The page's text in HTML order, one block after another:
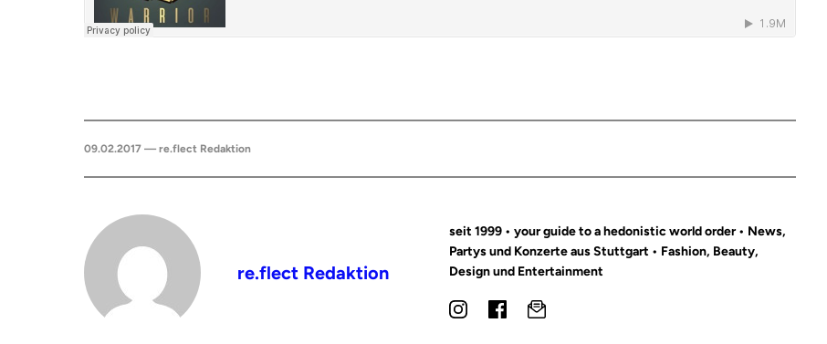
09.02.2017 — re.flect Redaktion
re.flect Redaktion
seit 1999 • your guide to a hedonistic world order • News,
Partys und Konzerte aus Stuttgart • Fashion, Beauty,
Design und Entertainment